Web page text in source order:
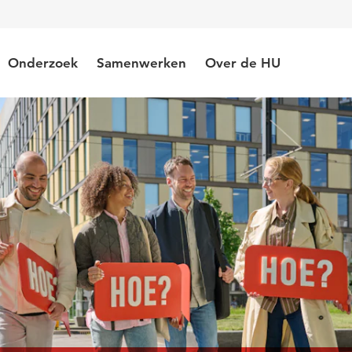
Onderzoek Samenwerken Over de HU